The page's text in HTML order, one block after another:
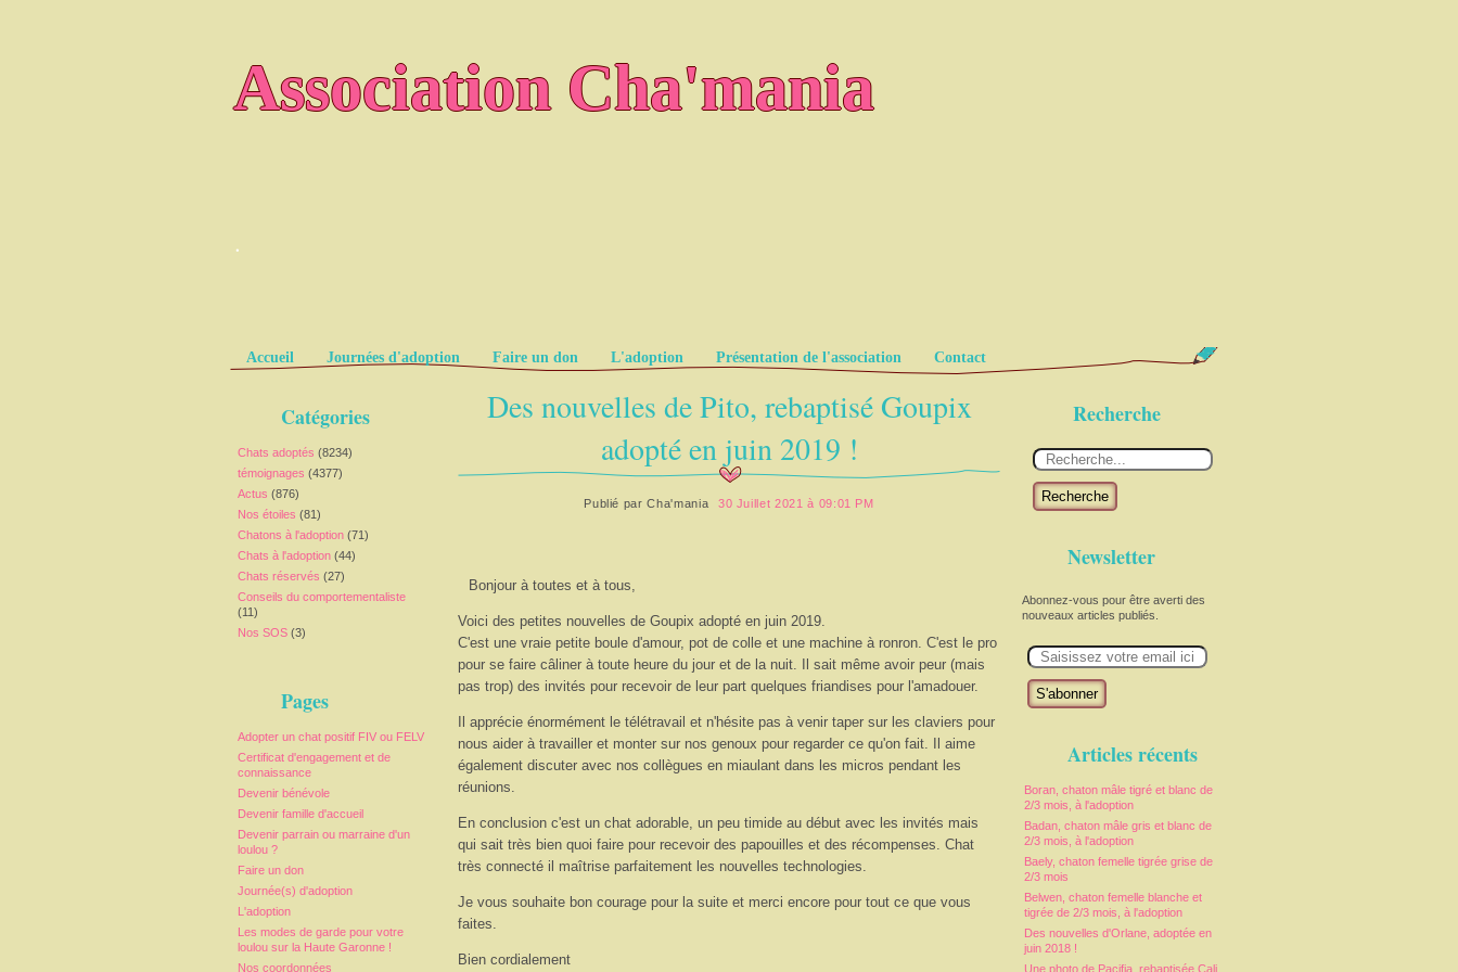
Association Cha'mania
.
Pages
Accueil Journées d'adoption Faire un don L'adoption Présentation de l'association Contact
Catégories
Chats adoptés (8234)
témoignages (4377)
Actus (876)
Nos étoiles (81)
Chatons à l'adoption (71)
Chats à l'adoption (44)
Chats réservés (27)
Conseils du comportementaliste
(11)
Nos SOS (3)
Pages
Adopter un chat positif FIV ou FELV
Certificat d'engagement et de
connaissance
Devenir bénévole
Devenir famille d'accueil
Devenir parrain ou marraine d'un
loulou ?
Faire un don
Journée(s) d'adoption
L'adoption
Les modes de garde pour votre
loulou sur la Haute Garonne !
Nos coordonnées
Recherche
Recherche
Newsletter
Abonnez-vous pour être averti des
nouveaux articles publiés.
m
Articles récents
Boran, chaton mâle tigré et blanc de
2/3 mois, à l'adoption
Badan, chaton mâle gris et blanc de
2/3 mois, à l'adoption
Baely, chaton femelle tigrée grise de
2/3 mois
Belwen, chaton femelle blanche et
tigrée de 2/3 mois, à l'adoption
Des nouvelles d'Orlane, adoptée en
juin 2018 !
Une photo de Pacifia, rebaptisée Cali,
Des nouvelles de Pito, rebaptisé Goupix
adopté en juin 2019 !
Publié parCha'mania 30 Juillet 2021 à 09:01 PM
Bonjour à toutes et à tous,
Voici des petites nouvelles de Goupix adopté en juin 2019.
C'est une vraie petite boule d'amour, pot de colle et une machine à ronron. C'est le pro
pour se faire câliner à toute heure du jour et de la nuit. Il sait même avoir peur (mais
pas trop) des invités pour recevoir de leur part quelques friandises pour l'amadouer.
Il apprécie énormément le télétravail et n'hésite pas à venir taper sur les claviers pour
nous aider à travailler et monter sur nos genoux pour regarder ce qu'on fait. Il aime
également discuter avec nos collègues en miaulant dans les micros pendant les
réunions.
En conclusion c'est un chat adorable, un peu timide au début avec les invités mais
qui sait très bien quoi faire pour recevoir des papouilles et des récompenses. Chat
très connecté il maîtrise parfaitement les nouvelles technologies.
Je vous souhaite bon courage pour la suite et merci encore pour tout ce que vous
faites.
Bien cordialement